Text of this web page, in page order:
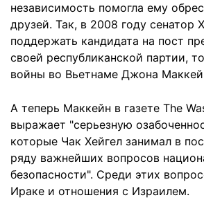
независимость помогла ему
друзей. Так, в 2008 году сенатор
поддержать кандидата на пост
своей республиканской партии,
войны во Вьетнаме Джона
А теперь Маккейн в газете The
выражает "серьезную
которые Чак Хейгел занимал в
ряду важнейших вопросов
безопасности". Среди этих
Ираке и отношения с Израилем.